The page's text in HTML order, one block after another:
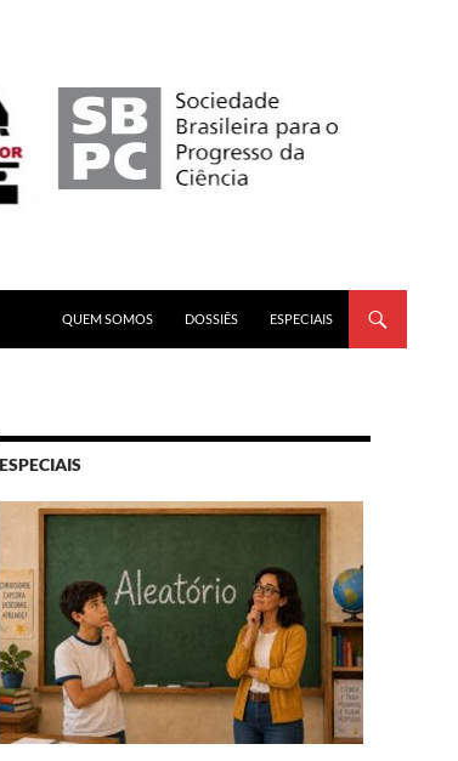
QUEM SOMOS
DOSSIÊS ESPECIAIS
ESPECIAIS